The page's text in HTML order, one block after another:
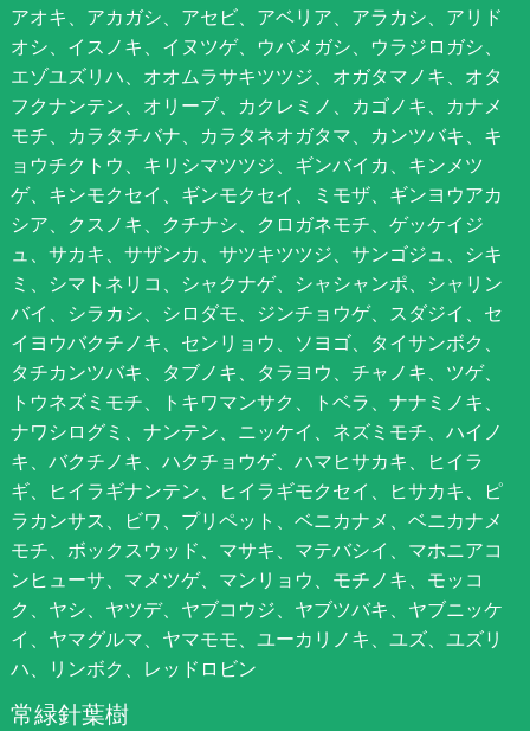
アオキ、アカガシ、アセビ、アベリア、アラカシ、アリド
オシ、イスノキ、イヌツゲ、ウバメガシ、ウラジロガシ、
エゾユズリハ、オオムラサキツツジ、オガタマノキ、オタ
フクナンテン、オリーブ、カクレミノ、カゴノキ、カナメ
モチ、カラタチバナ、カラタネオガタマ、カンツバキ、キ
ョウチクトウ、キリシマツツジ、ギンバイカ、キンメツ
ゲ、キンモクセイ、ギンモクセイ、ミモザ、ギンヨウアカ
シア、クスノキ、クチナシ、クロガネモチ、ゲッケイジ
ュ、サカキ、サザンカ、サツキツツジ、サンゴジュ、シキ
ミ、シマトネリコ、シャクナゲ、シャシャンポ、シャリン
バイ、シラカシ、シロダモ、ジンチョウゲ、スダジイ、セ
イヨウバクチノキ、センリョウ、ソヨゴ、タイサンボク、
タチカンツバキ、タブノキ、タラヨウ、チャノキ、ツゲ、
トウネズミモチ、トキワマンサク、トベラ、ナナミノキ、
ナワシログミ、ナンテン、ニッケイ、ネズミモチ、ハイノ
キ、バクチノキ、ハクチョウゲ、ハマヒサカキ、ヒイラ
ギ、ヒイラギナンテン、ヒイラギモクセイ、ヒサカキ、ピ
ラカンサス、ビワ、プリペット、ベニカナメ、ベニカナメ
モチ、ボックスウッド、マサキ、マテバシイ、マホニアコ
ンヒューサ、マメツゲ、マンリョウ、モチノキ、モッコ
ク、ヤシ、ヤツデ、ヤブコウジ、ヤブツバキ、ヤブニッケ
イ、ヤマグルマ、ヤマモモ、ユーカリノキ、ユズ、ユズリ
ハ、リンボク、レッドロビン
常緑針葉樹